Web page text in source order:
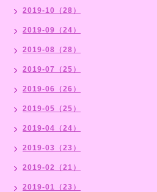
2019-10（28）
2019-09（24）
2019-08（28）
2019-07（25）
2019-06（26）
2019-05（25）
2019-04（24）
2019-03（23）
2019-02（21）
2019-01（23）